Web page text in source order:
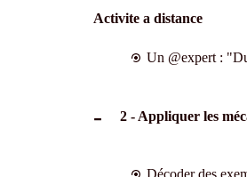
Activite a distance
Un @expert :
2 - Appliquer les
Décoder des